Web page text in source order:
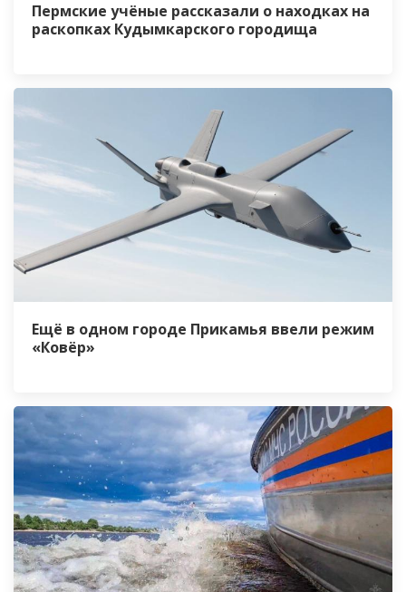
Пермские учёные рассказали о находках на
раскопках Кудымкарского городища
Ещё в одном городе Прикамья ввели режим
«Ковёр»